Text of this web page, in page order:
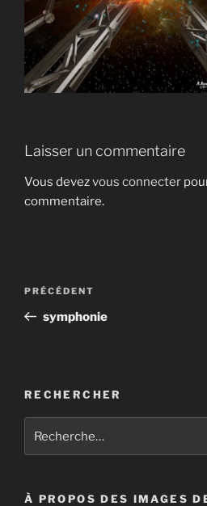
Laisser un commentaire
Vous devezvous connecter
commentaire.
Navigation
l’article
Article
précédent
PRÉCÉDENT
symphonie
RECHERCHER
pour
À PROPOS DES IMAGES